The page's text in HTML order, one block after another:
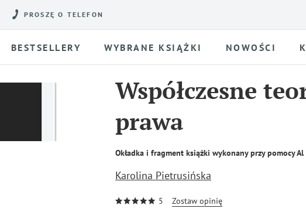
PROSZĘ O TELEFON
BESTSELLERY WYBRANE KSIĄŻKI NOWOŚCI
Współczesne
prawa
Okładka i fragment książki wykonany przy pomocy Al
Karolina Pietrusińska
5 Zostaw opinię